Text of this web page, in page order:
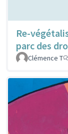
Re-
parc des
Clémence T